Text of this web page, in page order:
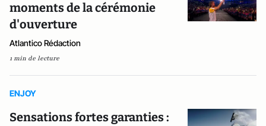
moments de la cérémonie
d'ouverture
Atlantico Rédaction
1 min de lecture
ENJOY
Sensations fortes garanties :